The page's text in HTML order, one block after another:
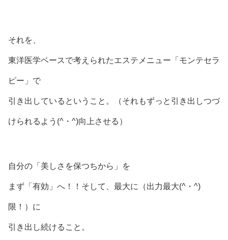
それを、
東洋医学ベースで考えられたエステメニュー「モンテセラ
ピー」で
引き出しているということ。（それもずっと引き出しつづ
けられるよう(^・^)向上させる）
自分の「美しさを保つちから」を
まず「有効」へ！！そして、最大に（出力最大(^・^)
限！）に
引き出し続けること。